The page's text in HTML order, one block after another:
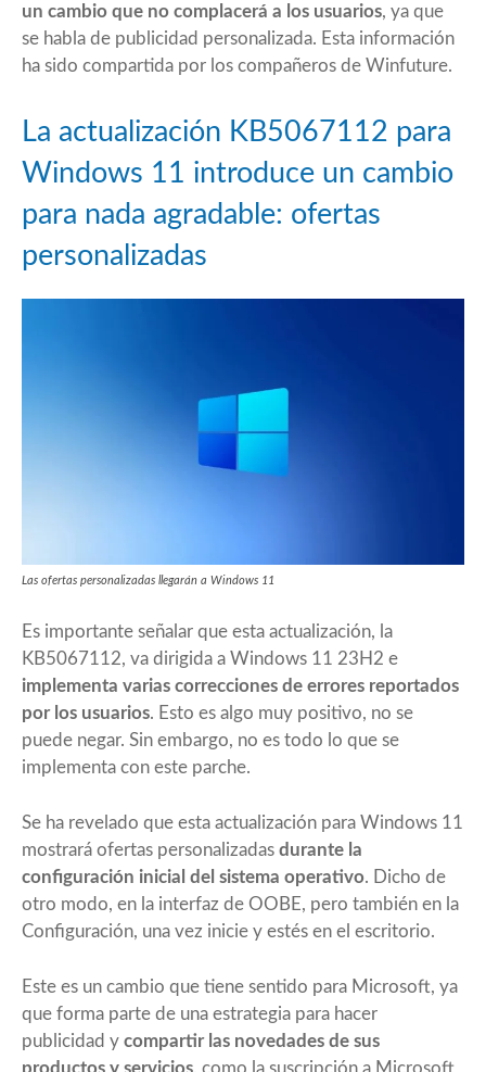
un cambio que no complacerá a los usuarios, ya que
se habla de publicidad personalizada. Esta información
ha sido compartida por los compañeros de Winfuture.
La actualización KB5067112 para
Windows 11 introduce un cambio
para nada agradable: ofertas
personalizadas
Las ofertas personalizadas llegarán a Windows 11
Es importante señalar que esta actualización, la
KB5067112, va dirigida a Windows 11 23H2 e
implementa varias correcciones de errores reportados
por los usuarios. Esto es algo muy positivo, no se
puede negar. Sin embargo, no es todo lo que se
implementa con este parche.
Se ha revelado que esta actualización para Windows 11
mostrará ofertas personalizadas durante la
configuración inicial del sistema operativo. Dicho de
otro modo, en la interfaz de OOBE, pero también en la
Configuración, una vez inicie y estés en el escritorio.
Este es un cambio que tiene sentido para Microsoft, ya
que forma parte de una estrategia para hacer
publicidad y compartir las novedades de sus
productos y servicios, como la suscripción a Microsoft